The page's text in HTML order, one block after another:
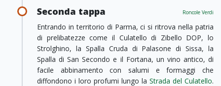
Seconda tappa Roncole Verdi
Entrando in territorio di Parma, ci si ritrova nella patria
di prelibatezze come il Culatello di Zibello DOP, lo
Strolghino, la Spalla Cruda di Palasone di Sissa, la
Spalla di San Secondo e il Fortana, un vino antico, di
facile abbinamento con salumi e formaggi che
diffondono i loro profumi lungo la Strada del Culatello.